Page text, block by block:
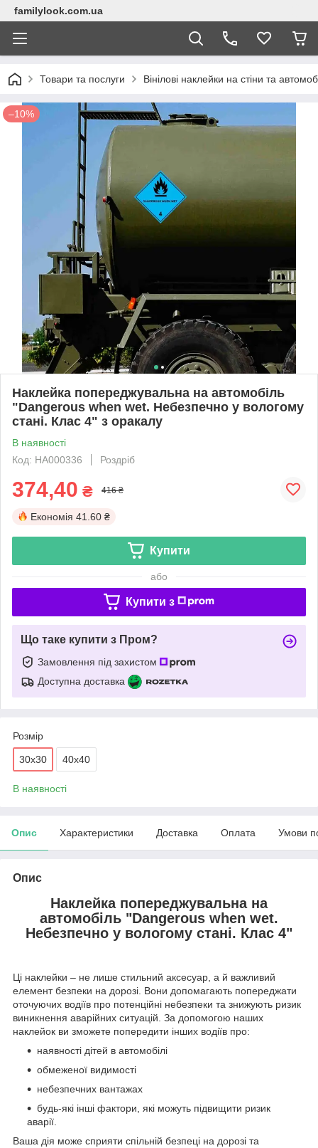
familylook.com.ua
Товари та послуги Вінілові наклейки на стіни та
–10%
Наклейка попереджувальна на автомобіль
"Dangerous when wet. Небезпечно у вологому
стані. Клас 4" з оракалу
В наявності
Код: НА000336
Роздріб
374,40 ₴ 416 ₴
Економія 41.60 ₴
Купити
або
Купити з
Що таке купити з Пром?
Замовлення під захистом
Доступна доставка
Розмір
30х30 40х40
В наявності
Опис Характеристики Доставка Оплата Умови
Опис
Наклейка попереджувальна на
автомобіль "Dangerous when wet.
Небезпечно у вологому стані. Клас 4"
Ці наклейки – не лише стильний аксесуар, а й важливий
елемент безпеки на дорозі. Вони допомагають попереджати
оточуючих водіїв про потенційні небезпеки та знижують ризик
виникнення аварійних ситуацій. За допомогою наших
наклейок ви зможете попередити інших водіїв про:
наявності дітей в автомобілі
обмеженої видимості
небезпечних вантажах
будь-які інші фактори, які можуть підвищити ризик
аварії.
Ваша дія може сприяти спільній безпеці на дорозі та